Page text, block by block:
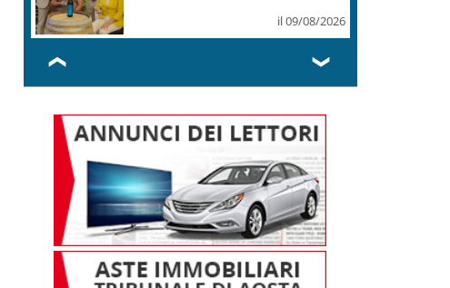
il 09/08/2026
❮ ❯